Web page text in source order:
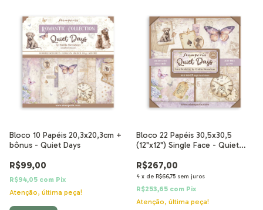
Bloco 10 Papéis 20,3x20,3cm +
bônus - Quiet Days
R$99,00
R$94,05 com Pix
Atenção, última peça!
Bloco 22 Papéis 30,5x30,5
(12"x12") Single Face - Quiet
R$267,00
4 x de R$66,75 sem juros
R$253,65 com Pix
Atenção, última peça!